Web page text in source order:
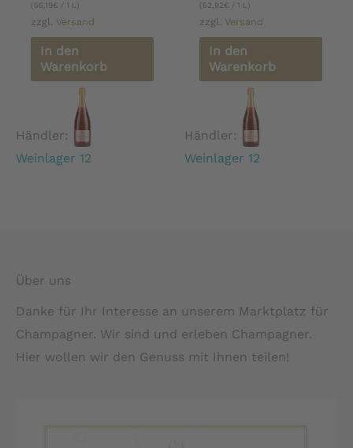
(56,19€ / 1 L)
zzgl. Versand
In den
Warenkorb
Händler:
Weinlager 12
(52,92€ / 1 L)
zzgl. Versand
In den
Warenkorb
Händler:
Weinlager 12
Über uns
Danke für Ihr Interesse an unserem Marktplatz für
Champagner. Wir sind und erleben Champagner.
Hier wollen wir den Genuss mit Ihnen teilen!